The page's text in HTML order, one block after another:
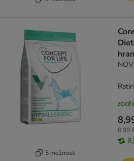
5 možnosti
8,99